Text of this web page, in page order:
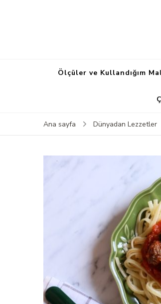
Ölçüler ve Kullandığım
Ana sayfa Dünyadan Lezzetler